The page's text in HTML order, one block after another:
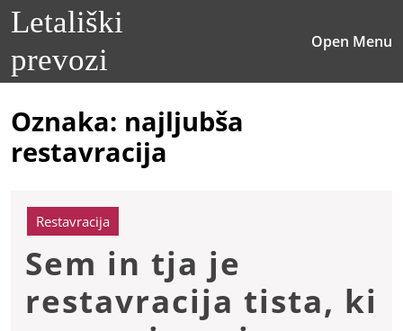
SkipLetališki
prevozi
Open Menu
Oznaka: najljubša
restavracija
Restavracija
Sem in tja je
restavracija tista, ki